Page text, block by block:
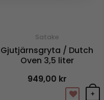
Satake
Gjutjärnsgryta / Dutch
Oven 3,5 liter
949,00 kr
+